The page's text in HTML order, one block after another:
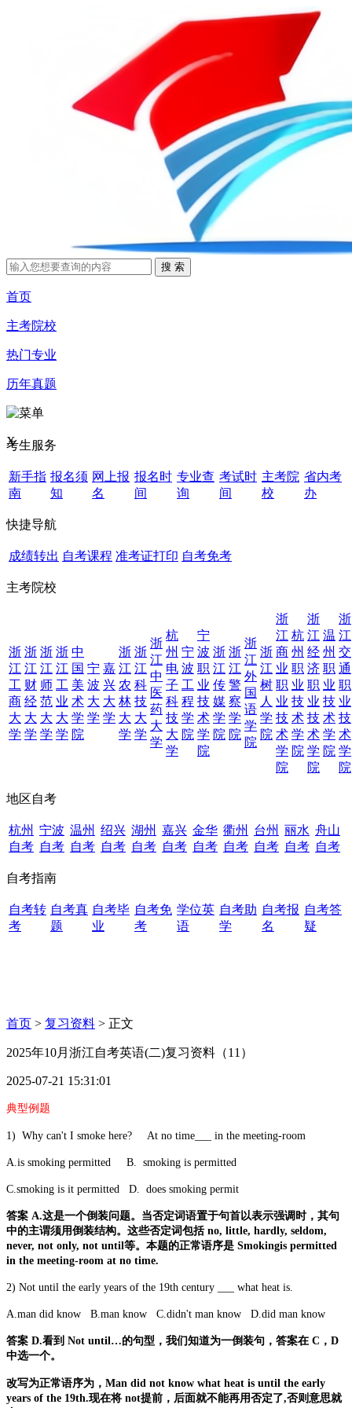
首页
主考院校
热门专业
历年真题
X
考生服务
新手指
南
报名须
知
网上报
名
报名时
间
专业查
询
考试时
间
主考院
校
省内考
办
快捷导航
成绩转出 自考课程 准考证打印 自考免考
主考院校
浙
江
工
商
大
学
浙
江
财
经
大
学
浙
江
师
范
大
学
浙
江
工
业
大
学
中
国
美
术
学
院
宁
波
大
学
嘉
兴
大
学
浙
江
农
林
大
学
浙
江
科
技
大
学
浙
江
中
医
药
大
学
杭
州
电
子
科
技
大
学
宁
波
工
程
学
院
宁
波
职
业
技
术
学
院
浙
江
传
媒
学
院
浙
江
警
察
学
院
浙
江
外
国
语
学
院
浙
江
树
人
学
院
浙
江
商
业
职
业
技
术
学
院
杭
州
职
业
技
术
学
院
浙
江
经
济
职
业
技
术
学
院
温
州
职
业
技
术
学
院
浙
江
交
通
职
业
技
术
学
院
地区自考
杭州
自考
宁波
自考
温州
自考
绍兴
自考
湖州
自考
嘉兴
自考
金华
自考
衢州
自考
台州
自考
丽水
自考
舟山
自考
自考指南
自考转
考
自考真
题
自考毕
业
自考免
考
学位英
语
自考助
学
自考报
名
自考答
疑
首页 > 复习资料 > 正文
2025年10月浙江自考英语(二)复习资料（11）
2025-07-21 15:31:01
典型例题
1) Why can't I smoke here? At no time___ in the meeting-room
A.is smoking permitted B. smoking is permitted
C.smoking is it permitted D. does smoking permit
答案 A.这是一个倒装问题。当否定词语置于句首以表示强调时，其句
中的主谓须用倒装结构。这些否定词包括 no, little, hardly, seldom,
never, not only, not until等。本题的正常语序是 Smokingis permitted
in the meeting-room at no time.
2) Not until the early years of the 19th century ___ what heat is.
A.man did know B.man know C.didn't man know D.did man know
答案 D.看到 Not until…的句型，我们知道为一倒装句，答案在 C，D
中选一个。
改写为正常语序为，Man did not know what heat is until the early
years of the 19th.现在将 not提前，后面就不能再用否定了,否则意思就